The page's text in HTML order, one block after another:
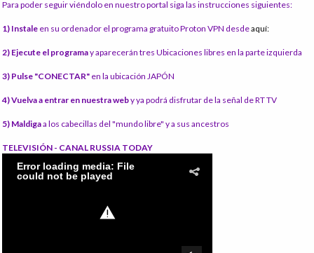
Para poder seguir viéndolo en nuestro portal siga las instrucciones siguientes:
1) Instale en su ordenador el programa gratuito Proton VPN desdeaquí:
2) Ejecute el programay aparecerán tres Ubicaciones libres en la parte izquierda
3) Pulse "CONECTAR" en la ubicación JAPÓN
4) Vuelva a entrar en nuestra weby ya podrá disfrutar de la señal de RT TV
5) Maldigaa los cabecillas del "mundo libre" y a sus ancestros
TELEVISIÓN - CANAL RUSSIA TODAY